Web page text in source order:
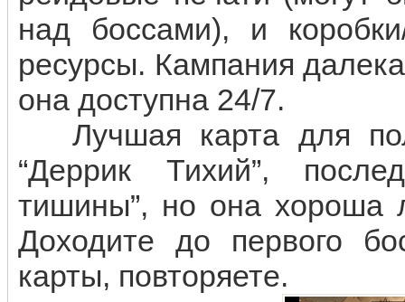
над боссами), и
ресурсы. Кампания
она доступна 24/7.
Лучшая карта для
“Деррик Тихий”,
тишины”, но она хороша
Доходите до первого
карты, повторяете.